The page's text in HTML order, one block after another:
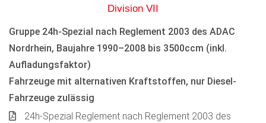
Division VII
Gruppe 24h-Spezial nach Reglement 2003 des ADAC
Nordrhein, Baujahre 1990–2008 bis 3500ccm (inkl.
Aufladungsfaktor)
Fahrzeuge mit alternativen Kraftstoffen, nur Diesel-
Fahrzeuge zulässig
24h-Spezial Reglement nach Reglement 2003 des